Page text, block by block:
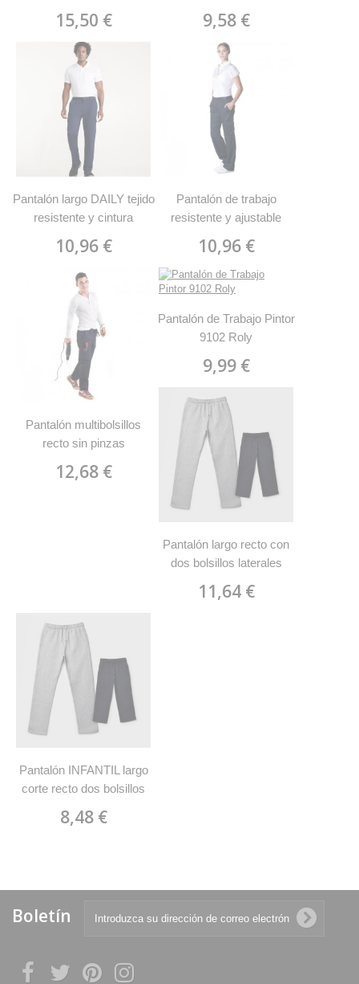
15,50 € 9,58 €
Pantalón largo DAILY tejido
resistente y cintura
10,96 €
Pantalón de trabajo
resistente y ajustable
10,96 €
Pantalón multibolsillos
recto sin pinzas
12,68 €
Pantalón de Trabajo Pintor
9102 Roly
9,99 €
Pantalón largo recto con
dos bolsillos laterales
11,64 €
Pantalón INFANTIL largo
corte recto dos bolsillos
8,48 €
Boletín